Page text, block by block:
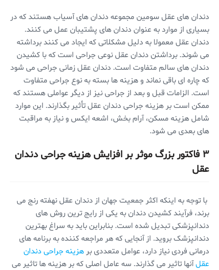
دندان های عقل سومین مجموعه دندان های آسیاب هستند که در
بسیاری از موارد به عنوان دندان های پشتیبان عمل می کنند.
دندان عقل معمولا به دلیل مشکلاتی که ایجاد می کنند برداشته
می شوند. برداشتن دندان عقل نوعی جراحی است که با کشیدن
دندان های سالم متفاوت است. دندان عقل زمانی جراحی می شود
که چاره ای باقی نماند و هزینه ها بسته به نوع جراحی متفاوت
است. الزامات قبل و بعد از جراحی نیز از دیگر عواملی هستند که
ممکن است بر هزینه جراحی دندان عقل تأثیر بگذارند. این موارد
شامل هزینه مسکن، آرام بخش، اشعه ایکس و نیاز به مراقبت
های بعدی می شود.
۳ فاکتور بزرگ موثر بر افزایش هزینه جراحی دندان
عقل
با توجه به اینکه اکثر جمعیت جهان از دندان عقل نهفته رنج می
برند، فرآیند کشیدن دندان به یکی از رایج ترین روش های
دندانپزشکی تبدیل شده است. بنابراین باید به سراغ بهترین
دندانپزشک بروید. از آنجایی که هر مراجعه کننده به برنامه های
درمانی فردی نیاز دارد، عوامل متعددی بر هزینه جراحی دندان
عقلآنها تاثیر می گذارند. سه عامل اصلی که بر هزینه ها تاثیر می